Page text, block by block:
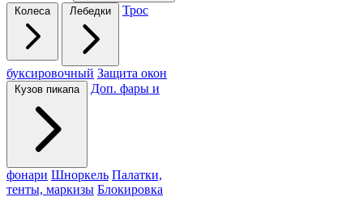
Колеса Лебедки Трос
буксировочный Защита окон
Кузов пикапа Доп. фары и
фонари Шноркель Палатки,
тенты, маркизы Блокировка